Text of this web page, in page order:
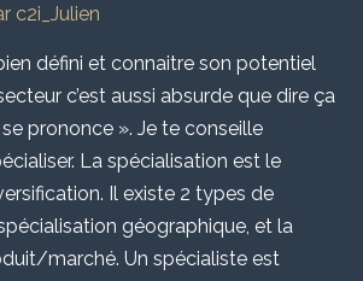
c2i_Julien
défini et connaitre son potentiel
c’est aussi absurde que dire ça
prononce ». Je te conseille
La spécialisation est le
Il existe 2 types de
géographique, et la
marché. Un spécialiste est